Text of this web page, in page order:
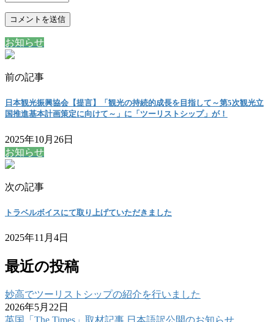
お知らせ
前の記事
日本観光振興協会【提言】「観光の持続的成長を目指して～第5次観光立
国推進基本計画策定に向けて～」に「ツーリストシップ」が！
2025年10月26日
お知らせ
次の記事
トラベルボイスにて取り上げていただきました
2025年11月4日
最近の投稿
妙高でツーリストシップの紹介を行いました
2026年5月22日
英国「The Times」取材記事 日本語訳公開のお知らせ